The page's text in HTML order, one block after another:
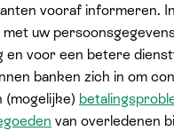
vooraf informeren.
uw
voor een betere
banken zich in om
(mogelijke)
van overledenen